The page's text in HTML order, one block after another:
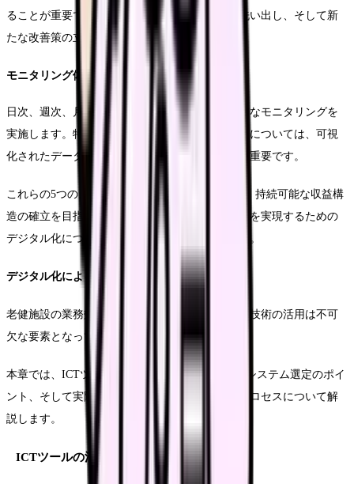
ることが重要です。定期的な進捗確認と課題の洗い出し、そして新
たな改善策の立案というサイクルを確立します。
モニタリング体制の構築
日次、週次、月次での管理指標を設定し、定期的なモニタリングを
実施します。特に、収支状況や業務効率化の成果については、可視
化されたデータを基に、迅速な対応を行うことが重要です。
これらの5つのステップを着実に実行することで、持続可能な収益構
造の確立を目指します。次章では、これらの施策を実現するための
デジタル化について、具体的な方法を解説します。
デジタル化による業務効率化
老健施設の業務効率化を実現する上で、デジタル技術の活用は不可
欠な要素となっています。
本章では、ICTツールの効果的な導入方法から、システム選定のポイ
ント、そして実際の運用に至るまでの具体的なプロセスについて解
説します。
ICTツールの活用方法